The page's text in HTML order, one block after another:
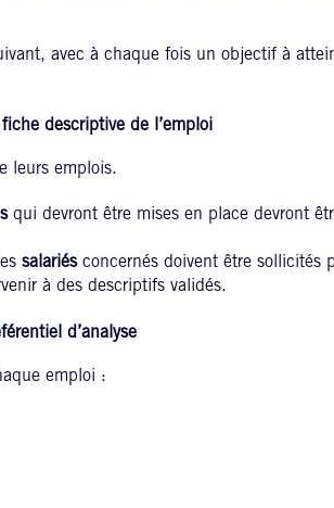
avec à chaque fois un objectif à
descriptive de l’emploi
leurs emplois.
qui devront être mises en place devront
salariésconcernés doivent être sollicités
à des descriptifs validés.
d’analyse
emploi :